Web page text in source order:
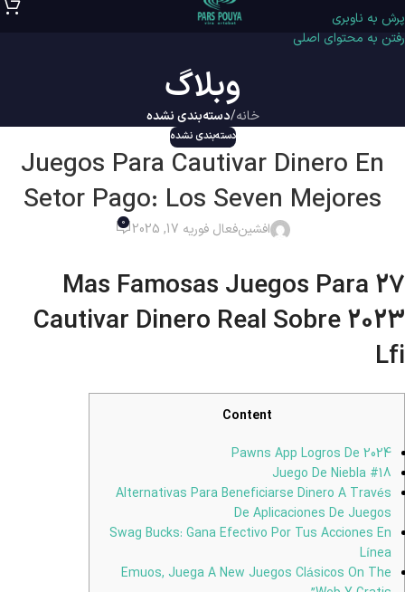
پرش به ناوبری
رفتن به محتوای اصلی
وبلاگ
خانه/دسته‌بندی نشده
دسته‌بندی نشده
Juegos Para Cautivar Dinero En
Setor Pago: Los Seven Mejores
افشینفعال فوریه 17, 2025 0
27 Mas Famosas Juegos Para
Cautivar Dinero Real Sobre 2023
Lfi
Content
Pawns App Logros De 2024
#18 Juego De Niebla
Alternativas Para Beneficiarse Dinero A Través
De Aplicaciones De Juegos
Swag Bucks: Gana Efectivo Por Tus Acciones En
Línea
Emuos, Juega A New Juegos Clásicos On The